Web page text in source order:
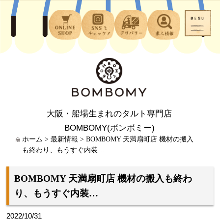
大阪・船場生まれのタルト専門店
BOMBOMY(ボンボミー)
ホーム > 最新情報 > BOMBOMY 天満扇町店 機材の搬入
も終わり、もうすぐ内装…
BOMBOMY 天満扇町店 機材の搬入も終わ
り、もうすぐ内装…
2022/10/31